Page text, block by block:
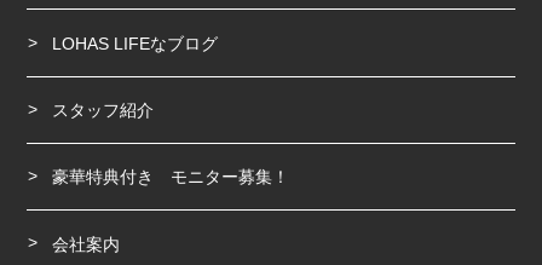
LOHAS LIFEなブログ
スタッフ紹介
豪華特典付き モニター募集！
会社案内